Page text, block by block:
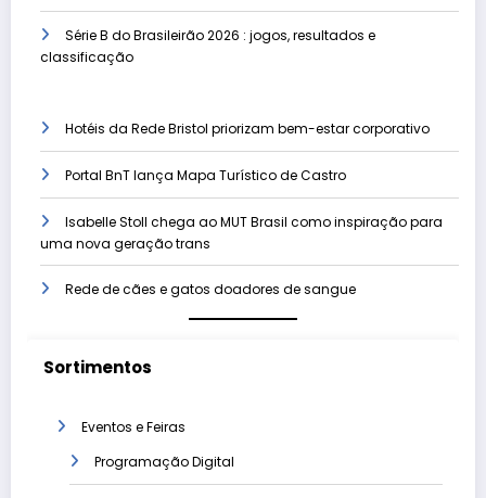
Série B do Brasileirão 2026 : jogos, resultados e
classificação
Hotéis da Rede Bristol priorizam bem-estar corporativo
Portal BnT lança Mapa Turístico de Castro
Isabelle Stoll chega ao MUT Brasil como inspiração para
uma nova geração trans
Rede de cães e gatos doadores de sangue
Sortimentos
Eventos e Feiras
Programação Digital